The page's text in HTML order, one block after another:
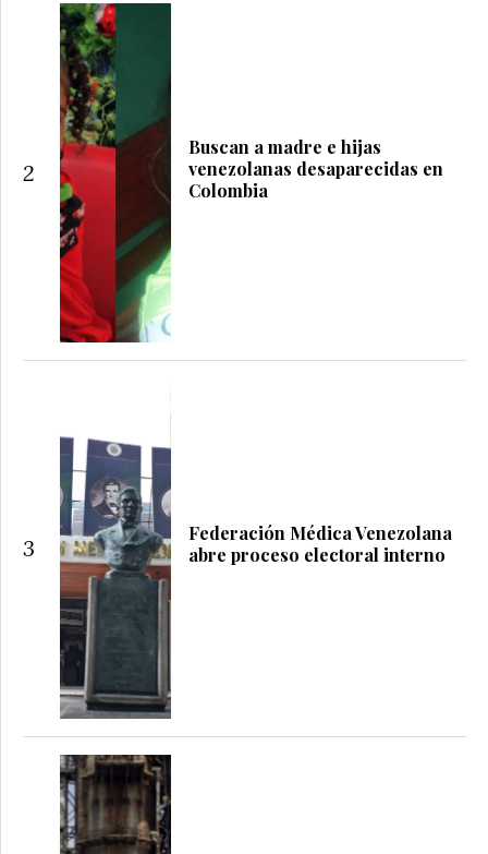
2
Buscan a madre e hijas
venezolanas desaparecidas en
Colombia
3
Federación Médica Venezolana
abre proceso electoral interno